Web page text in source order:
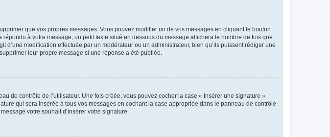
que vos propres messages. Vous pouvez modifier un de vos messages en cliquant le bouton
à votre message, un petit texte situé en dessous du message affichera le nombre de fois que
d’une modification effectuée par un modérateur ou un administrateur, bien qu’ils puissent rédiger une
leur propre message si une réponse a été publiée.
de contrôle de l’utilisateur. Une fois créée, vous pouvez cocher la case « Insérer une signature »
qui sera insérée à tous vos messages en cochant la case appropriée dans le panneau de contrôle
votre souhait d’insérer votre signature.